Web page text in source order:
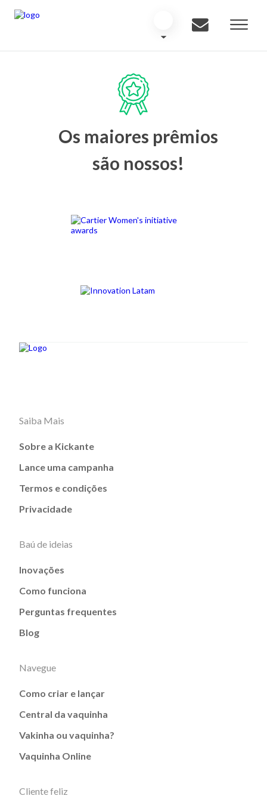
Os maiores prêmios
são nossos!
Saiba Mais
Sobre a Kickante
Lance uma campanha
Termos e condições
Privacidade
Baú de ideias
Inovações
Como funciona
Perguntas frequentes
Blog
Navegue
Como criar e lançar
Central da vaquinha
Vakinha ou vaquinha?
Vaquinha Online
Cliente feliz